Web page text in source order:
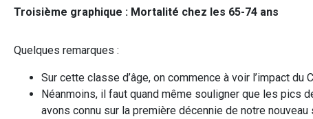
Troisième graphique : Mortalité chez les 65-74 ans
Quelques remarques :
Sur cette classe d’âge, on commence à voir l’impact du
Néanmoins, il faut quand même souligner que les pics
avons connu sur la première décennie de notre nouveau